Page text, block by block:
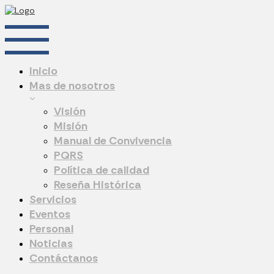
Inicio
Mas de nosotros
Visión
Misión
Manual de Convivencia
PQRS
Política de calidad
Reseña Histórica
Servicios
Eventos
Personal
Noticias
Contáctanos